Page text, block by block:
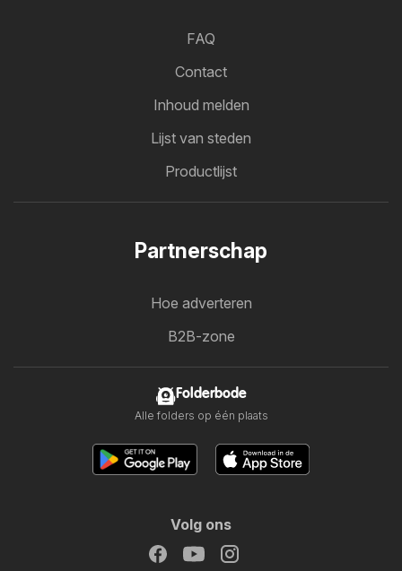
FAQ
Contact
Inhoud melden
Lijst van steden
Productlijst
Partnerschap
Hoe adverteren
B2B-zone
Folderbode
Alle folders op één plaats
Volg ons